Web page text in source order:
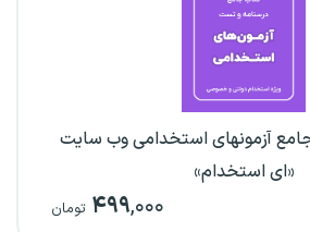
جامع آزمونهای استخدامی وب سایت
«ای استخدام»
۴۹۹,۰۰۰ تومان